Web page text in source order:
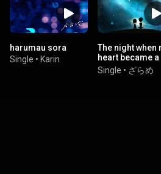
harumau sora
Single • Karin
The night when
heart became a
star
Single • ざらめ